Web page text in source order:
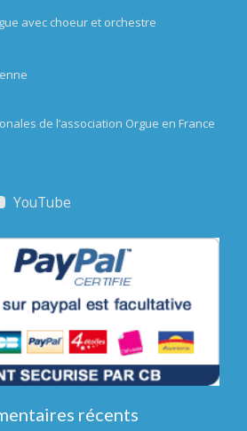
avec choeur et orchestre
de l’association Orgue en France
YouTube
récents